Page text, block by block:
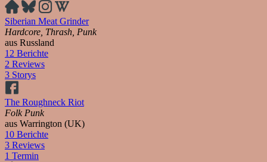
Siberian Meat Grinder
Hardcore, Thrash, Punk
aus Russland
12 Berichte
2 Reviews
3 Storys
The Roughneck Riot
Folk Punk
aus Warrington (UK)
10 Berichte
3 Reviews
1 Termin